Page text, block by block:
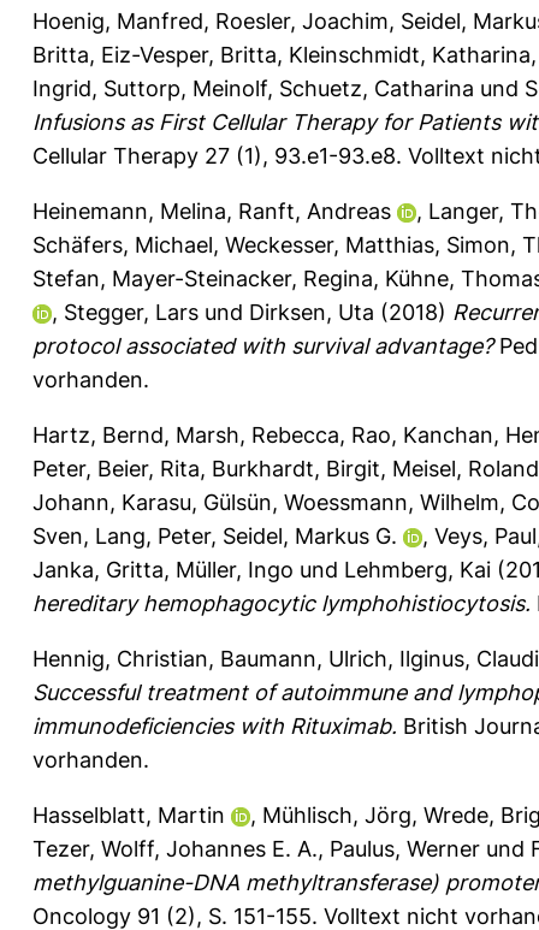
Hoenig, Manfred, Roesler, Joachim, Seidel,
Britta, Eiz-Vesper, Britta, Kleinschmidt, Katharina
Ingrid, Suttorp, Meinolf, Schuetz, Catharina und
Infusions as First Cellular Therapy for Patients
Cellular Therapy 27 (1), 93.e1-93.e8. Volltext
Heinemann, Melina, Ranft, Andreas , Langer,
Schäfers, Michael, Weckesser, Matthias, Simon,
Stefan, Mayer-Steinacker, Regina, Kühne,
, Stegger, Lars und Dirksen, Uta (2018)
protocol associated with survival advantage?
vorhanden.
Hartz, Bernd, Marsh, Rebecca, Rao, Kanchan,
Peter, Beier, Rita, Burkhardt, Birgit, Meisel, Roland
Johann, Karasu, Gülsün, Woessmann, Wilhelm,
Sven, Lang, Peter, Seidel, Markus G. , Veys, Paul
Janka, Gritta, Müller, Ingo und Lehmberg, Kai
hereditary hemophagocytic lymphohistiocytosis.
Hennig, Christian, Baumann, Ulrich, Ilginus,
Successful treatment of autoimmune and
immunodeficiencies with Rituximab. British
vorhanden.
Hasselblatt, Martin , Mühlisch, Jörg, Wrede,
Tezer, Wolff, Johannes E. A., Paulus, Werner und
methylguanine-DNA methyltransferase)
Oncology 91 (2), S. 151-155. Volltext nicht